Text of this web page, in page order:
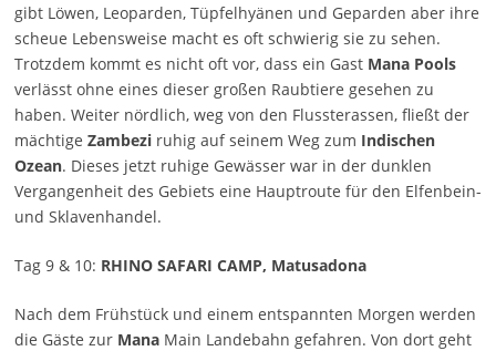
gibt Löwen, Leoparden, Tüpfelhyänen und Geparden aber ihre
scheue Lebensweise macht es oft schwierig sie zu sehen.
Trotzdem kommt es nicht oft vor, dass ein Gast Mana Pools
verlässt ohne eines dieser großen Raubtiere gesehen zu
haben. Weiter nördlich, weg von den Flussterassen, fließt der
mächtige Zambeziruhig auf seinem Weg zum Indischen
Ozean. Dieses jetzt ruhige Gewässer war in der dunklen
Vergangenheit des Gebiets eine Hauptroute für den Elfenbein-
und Sklavenhandel.
Tag 9 & 10: RHINO SAFARI CAMP, Matusadona
Nach dem Frühstück und einem entspannten Morgen werden
die Gäste zur ManaMain Landebahn gefahren. Von dort geht